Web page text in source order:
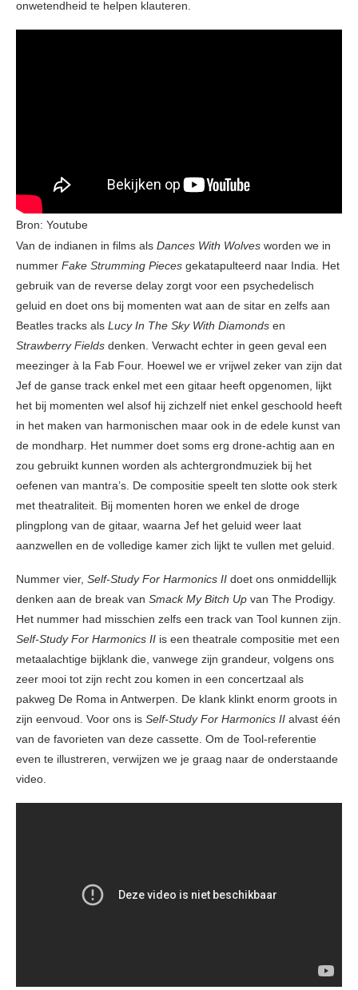
onwetendheid te helpen klauteren.
Bron: Youtube
Van de indianen in films als Dances With Wolves worden we in
nummer Fake Strumming Pieces gekatapulteerd naar India. Het
gebruik van de reverse delay zorgt voor een psychedelisch
geluid en doet ons bij momenten wat aan de sitar en zelfs aan
Beatles tracks als Lucy In The Sky With Diamonds en
Strawberry Fields denken. Verwacht echter in geen geval een
meezinger à la Fab Four. Hoewel we er vrijwel zeker van zijn dat
Jef de ganse track enkel met een gitaar heeft opgenomen, lijkt
het bij momenten wel alsof hij zichzelf niet enkel geschoold heeft
in het maken van harmonischen maar ook in de edele kunst van
de mondharp. Het nummer doet soms erg drone-achtig aan en
zou gebruikt kunnen worden als achtergrondmuziek bij het
oefenen van mantra’s. De compositie speelt ten slotte ook sterk
met theatraliteit. Bij momenten horen we enkel de droge
plingplong van de gitaar, waarna Jef het geluid weer laat
aanzwellen en de volledige kamer zich lijkt te vullen met geluid.
Nummer vier, Self-Study For Harmonics II doet ons onmiddellijk
denken aan de break van Smack My Bitch Up van The Prodigy.
Het nummer had misschien zelfs een track van Tool kunnen zijn.
Self-Study For Harmonics II is een theatrale compositie met een
metaalachtige bijklank die, vanwege zijn grandeur, volgens ons
zeer mooi tot zijn recht zou komen in een concertzaal als
pakweg De Roma in Antwerpen. De klank klinkt enorm groots in
zijn eenvoud. Voor ons is Self-Study For Harmonics II alvast één
van de favorieten van deze cassette. Om de Tool-referentie
even te illustreren, verwijzen we je graag naar de onderstaande
video.